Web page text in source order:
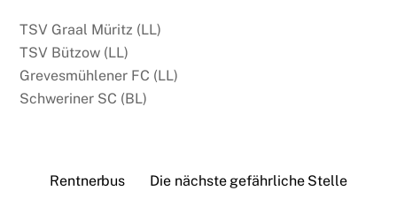
TSV Graal Müritz (LL)
TSV Bützow (LL)
Grevesmühlener FC (LL)
Schweriner SC (BL)
Rentnerbus Die nächste gefährliche Stelle